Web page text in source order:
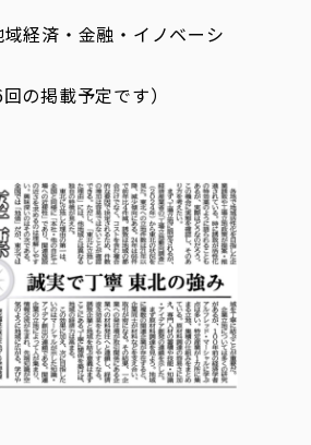
ンゼミⅠ）
祉学部のみ履修可能）
援（一時預かり）
事業経済・金融・イノベーシ
の掲載予定です）